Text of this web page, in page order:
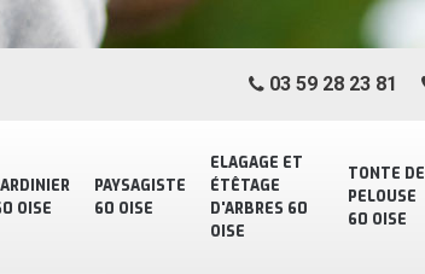
OISE
PAYSAGISTE
60 OISE
ELAGAGE ET
ÉTÊTAGE
D'ARBRES 60
OISE
TONTE DE
PELOUSE
60 OISE
03 59 28 23 81